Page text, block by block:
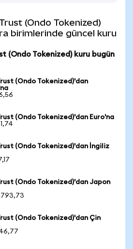
(Ondo Tokenized)
birimlerinde güncel kuru
(Ondo Tokenized) kuru bugün
(Ondo Tokenized)'dan
(Ondo Tokenized)'dan Euro'na
(Ondo Tokenized)'dan İngiliz
(Ondo Tokenized)'dan Japon
(Ondo Tokenized)'dan Çin